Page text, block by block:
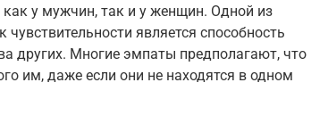
как у мужчин, так и у женщин. Одной из
является способность
других. Многие эмпаты предполагают, что
им, даже если они не находятся в одном